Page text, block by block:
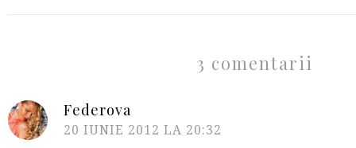
3 comentarii
Federova
20 IUNIE 2012 LA 20:32